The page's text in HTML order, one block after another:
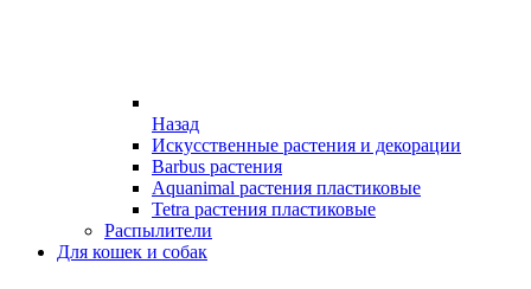
Назад
Искусственные растения и декорации
Barbus растения
Aquanimal растения пластиковые
Tetra растения пластиковые
Распылители
Для кошек и собак